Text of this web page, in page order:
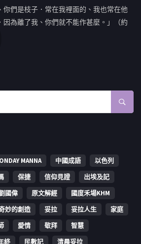
你們是枝子．常在我裡面的、我也常在他
因為離了我、你們就不能作甚麼。」（約
MANNA 中國成語
以色列
保捷 信仰見證
出埃及記
國偉 原文解經
國度禾場KHM
妙的創造 妥拉 妥拉人生
家庭
愛情 敬拜
智慧
終 民數記 清晨妥拉